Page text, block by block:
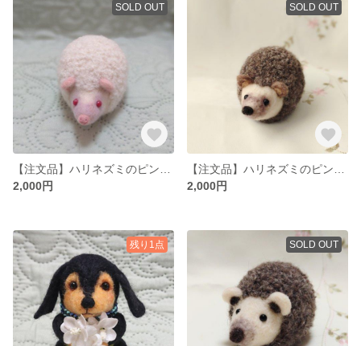
SOLD OUT
2,000円
SOLD OUT
2,000円
残り1点 SOLD OUT